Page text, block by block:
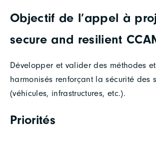
Objectif de l’appel à
secure and resilient
Développer et valider des méthodes
harmonisés renforçant la sécurité des
(véhicules, infrastructures, etc.).
Priorités